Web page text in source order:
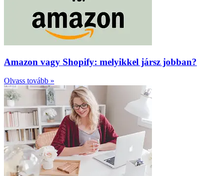
Amazon vagy Shopify: melyikkel jársz jobban?
Olvass tovább »